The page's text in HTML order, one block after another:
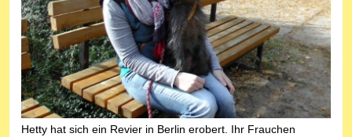
Hetty hat sich ein Revier in Berlin erobert. Ihr Frauchen